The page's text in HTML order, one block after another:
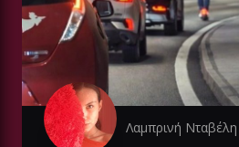
Λαμπρινή Νταβέλη